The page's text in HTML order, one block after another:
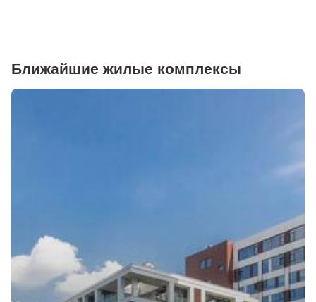
Ближайшие жилые комплексы